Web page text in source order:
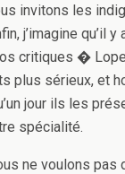
invitons les
j’imagine qu’il y
critiques �
plus sérieux, et
jour ils les
spécialité.
ne voulons pas